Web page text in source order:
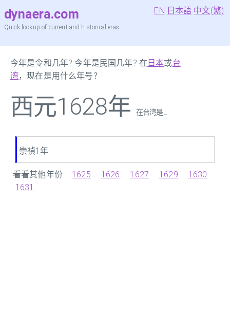
dynaera.com
Quick lookup of current and historical eras
EN 日本語 中文(繁)
今年是令和几年? 今年是民国几年? 在 日本或台
湾，现在是用什么年号？
西元1628年 在台湾是 ...
崇禎1年
看看其他年份: 1625 1626 1627 1629
1630
1631